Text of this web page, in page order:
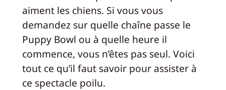
aiment les chiens. Si vous vous
demandez sur quelle chaîne passe le
Puppy Bowl ou à quelle heure il
commence, vous n’êtes pas seul. Voici
tout ce qu’il faut savoir pour assister à
ce spectacle poilu.